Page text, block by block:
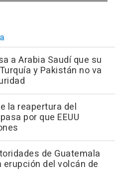
a Arabia Saudí que su
y Pakistán no va
la reapertura del
por que EEUU
de Guatemala
del volcán de